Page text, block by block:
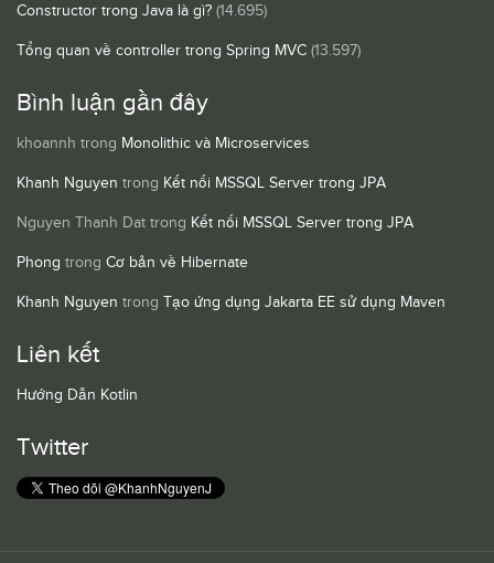
Constructor trong Java là gì? (14.695)
Tổng quan về controller trong Spring MVC (13.597)
Bình luận gần đây
khoannh trong Monolithic và Microservices
Khanh Nguyen trong Kết nối MSSQL Server trong JPA
Nguyen Thanh Dat trong Kết nối MSSQL Server trong JPA
Phong trong Cơ bản về Hibernate
Khanh Nguyen trong Tạo ứng dụng Jakarta EE sử dụng Maven
Liên kết
Hướng Dẫn Kotlin
Twitter